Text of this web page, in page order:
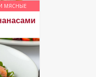
МЯСНЫЕ